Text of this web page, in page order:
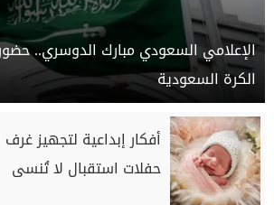
الإعلامي السعودي مبارك الدوسري..
الكرة السعودية
أفكار إبداعية لتجهيز
حفلات استقبال لا تُنسى